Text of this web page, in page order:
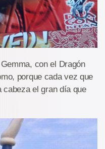
con el Dragón
porque cada vez que
cabeza el gran día que